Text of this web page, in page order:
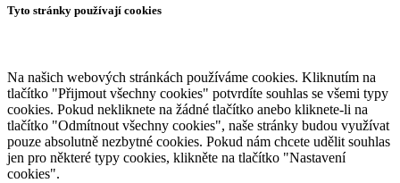
Tyto stránky používají cookies
Na našich webových stránkách používáme cookies. Kliknutím na
tlačítko "Přijmout všechny cookies" potvrdíte souhlas se všemi typy
cookies. Pokud nekliknete na žádné tlačítko anebo kliknete-li na
tlačítko "Odmítnout všechny cookies", naše stránky budou využívat
pouze absolutně nezbytné cookies. Pokud nám chcete udělit souhlas
jen pro některé typy cookies, klikněte na tlačítko "Nastavení
cookies".